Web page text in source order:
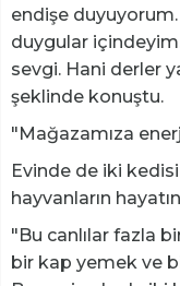
endişe
duygular
sevgi. Hani derler
şeklinde konuştu.
"Mağazamıza
Evinde de iki
hayvanların
"Bu canlılar fazla
bir kap yemek ve